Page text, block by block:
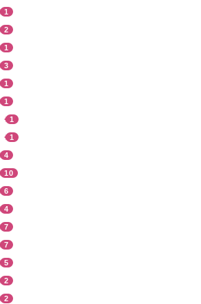
1
2
1
3
1
1
1
1
4
10
6
4
7
7
5
2
2